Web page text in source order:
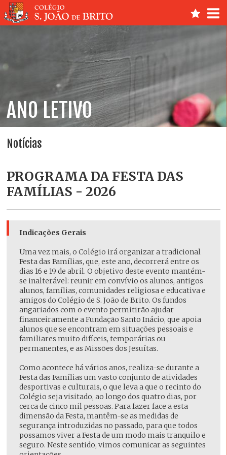
ANO LETIVO
Notícias
PROGRAMA DA FESTA DAS
FAMÍLIAS - 2026
Indicações Gerais
Uma vez mais, o Colégio irá organizar a tradicional
Festa das Famílias, que, este ano, decorrerá entre os
dias 16 e 19 de abril. O objetivo deste evento mantém-
se inalterável: reunir em convívio os alunos, antigos
alunos, famílias, comunidades religiosa e educativa e
amigos do Colégio de S. João de Brito. Os fundos
angariados com o evento permitirão ajudar
financeiramente a Fundação Santo Inácio, que apoia
alunos que se encontram em situações pessoais e
familiares muito difíceis, temporárias ou
permanentes, e as Missões dos Jesuítas.
Como acontece há vários anos, realiza-se durante a
Festa das Famílias um vasto conjunto de atividades
desportivas e culturais, o que leva a que o recinto do
Colégio seja visitado, ao longo dos quatro dias, por
cerca de cinco mil pessoas. Para fazer face a esta
dimensão da Festa, mantêm-se as medidas de
segurança introduzidas no passado, para que todos
possamos viver a Festa de um modo mais tranquilo e
seguro. Neste sentido, vimos comunicar as seguintes